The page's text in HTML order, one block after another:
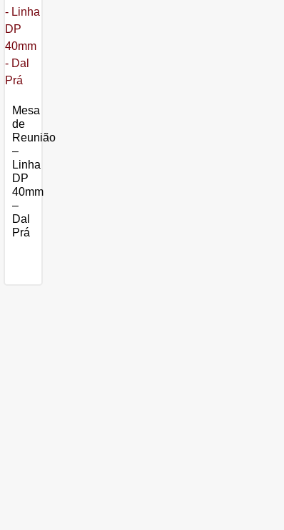
Mesa
de
Reunião
–
Linha
DP
40mm
–
Dal
Prá